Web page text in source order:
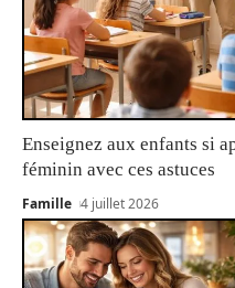
Enseignez aux enfants si
féminin avec ces astuces
Famille 4 juillet 2026